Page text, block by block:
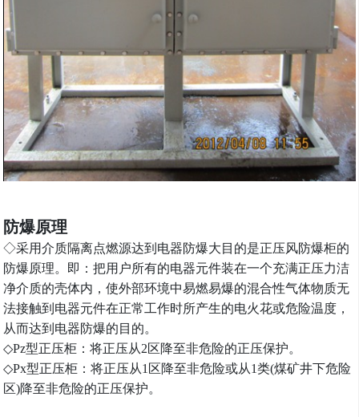
防爆原理
◇采用介质隔离点燃源达到电器防爆大目的是正压风防爆柜的
防爆原理。即：把用户所有的电器元件装在一个充满正压力洁
净介质的壳体内，使外部环境中易燃易爆的混合性气体物质无
法接触到电器元件在正常工作时所产生的电火花或危险温度，
从而达到电器防爆的目的。
◇Pz型正压柜：将正压从2区降至非危险的正压保护。
◇Px型正压柜：将正压从1区降至非危险或从1类(煤矿井下危险
区)降至非危险的正压保护。